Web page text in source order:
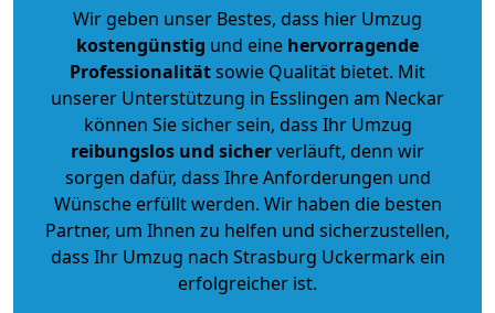
Wir geben unser Bestes, dass hier Umzug
kostengünstig und eine hervorragende
Professionalitätsowie Qualität bietet. Mit
unserer Unterstützung in Esslingen am Neckar
können Sie sicher sein, dass Ihr Umzug
reibungslos und sicherverläuft, denn wir
sorgen dafür, dass Ihre Anforderungen und
Wünsche erfüllt werden. Wir haben die besten
Partner, um Ihnen zu helfen und sicherzustellen,
dass Ihr Umzug nach Strasburg Uckermark ein
erfolgreicher ist.